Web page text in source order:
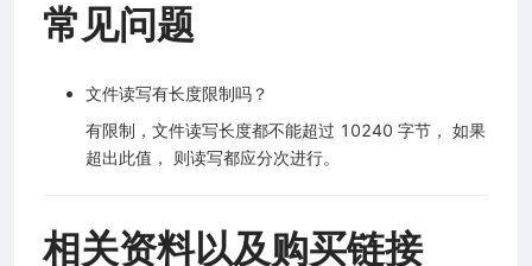
常见问题
文件读写有长度限制吗？
有限制，文件读写长度都不能超过 10240 字节， 如果
超出此值， 则读写都应分次进行。
相关资料以及购买链接